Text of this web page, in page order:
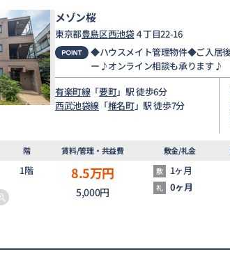
メゾン桜
東京都豊島区西池袋４丁目22-16
◆ハウスメイト管理物件◆ご入居
ー♪オンライン相談も承ります♪
有楽町線「要町」駅 徒歩6分
西武池袋線 「椎名町」駅 徒歩7分
階 賃料/管理・共益費 敷金/礼金
1階 8.5万円
5,000円
敷 1ヶ月
礼 0ヶ月